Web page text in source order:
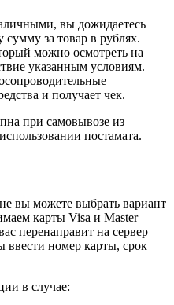
вы дожидаетесь
сумму за товар в рублях.
можно осмотреть на
указанным условиям.
и получает чек.
при самовывозе из
постамата.
вы можете выбрать вариант
карты Visa и Master
перенаправит на сервер
номер карты, срок
в случае: